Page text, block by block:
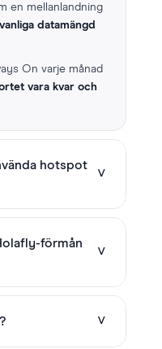
en mellanlandning
datamängd
On varje månad
vara kvar och
hotspot
˅
tillgängligt med den
enhet, så att du
förmån
˅
som ger dig 1 GB varje
˅